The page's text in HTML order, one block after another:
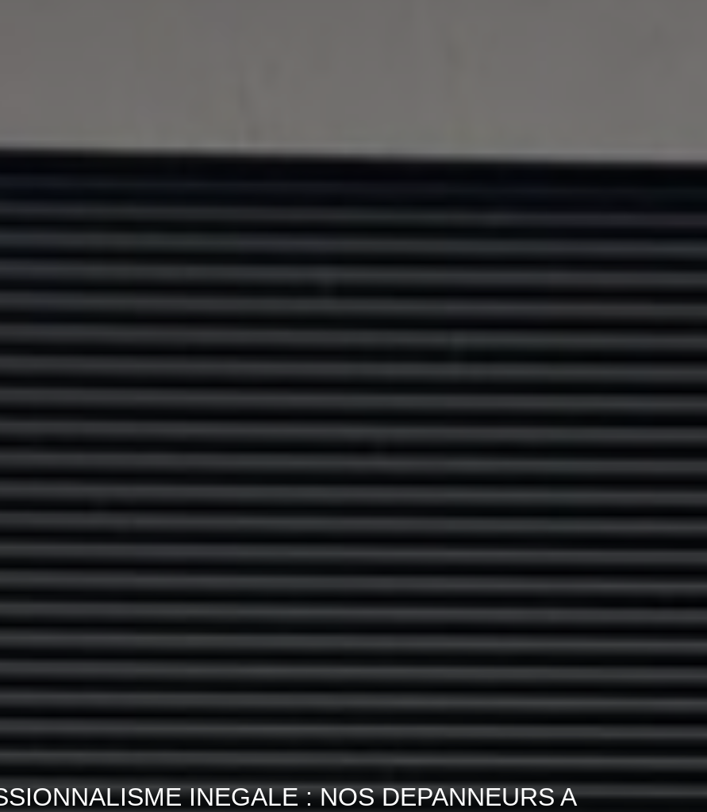
INEGALE : NOS DEPANNEURS A